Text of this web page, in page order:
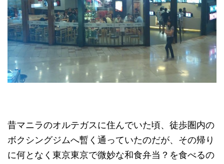
昔マニラのオルテガスに住んでいた頃、徒歩圏内の
ボクシングジムへ暫く通っていたのだが、その帰り
に何となく東京東京で微妙な和食弁当？を食べるの